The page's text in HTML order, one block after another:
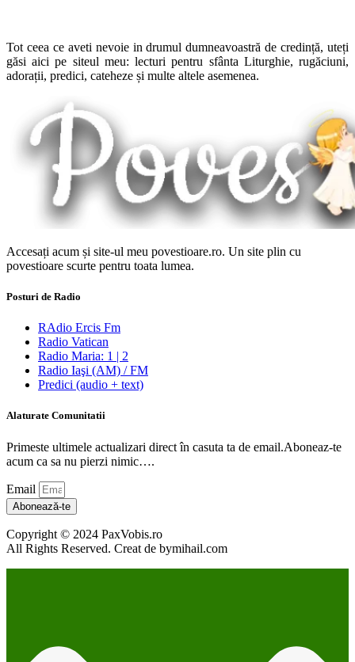
Tot ceea ce aveti nevoie in drumul dumneavoastră de credință, uteți
găsi aici pe siteul meu: lecturi pentru sfânta Liturghie, rugăciuni,
adorații, predici, cateheze și multe altele asemenea.
Accesați acum și site-ul meu povestioare.ro. Un site plin cu
povestioare scurte pentru toata lumea.
Posturi de Radio
RAdio Ercis Fm
Radio Vatican
Radio Maria: 1 | 2
Radio Iaşi (AM) / FM
Predici (audio + text)
Alaturate Comunitatii
Primeste ultimele actualizari direct în casuta ta de email.Aboneaz-te
acum ca sa nu pierzi nimic….
Email
Abonează-te
Copyright © 2024 PaxVobis.ro
All Rights Reserved. Creat de bymihail.com